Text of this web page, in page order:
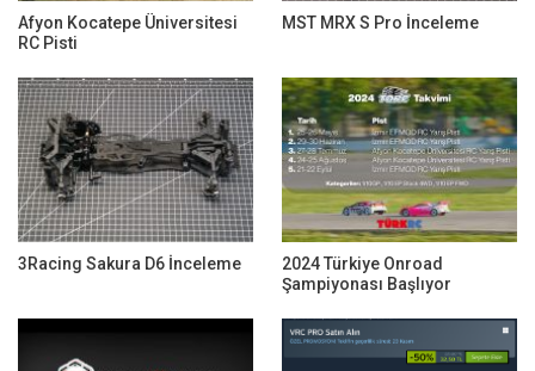
Afyon Kocatepe Üniversitesi
RC Pisti
MST MRX S Pro İnceleme
3Racing Sakura D6 İnceleme
2024 Türkiye Onroad
Şampiyonası Başlıyor